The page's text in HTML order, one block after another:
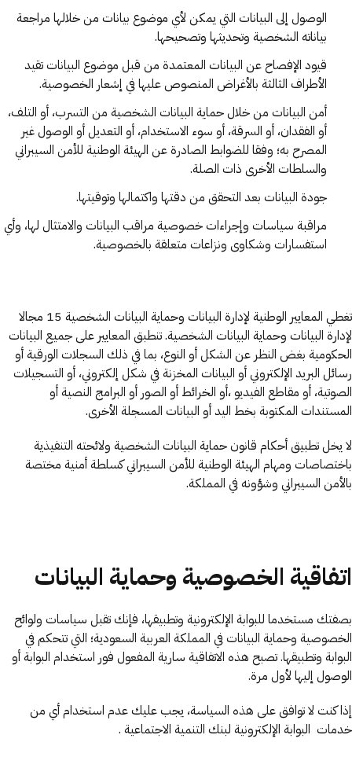
الوصول إلى البيانات التي يمكن لأي موضوع بيانات من خلالها مراجعة
بياناته الشخصية وتحديثها وتصحيحها.
قيود الإفصاح عن البيانات المعتمدة من قبل موضوع البيانات تقيد
الأطراف الثالثة بالأغراض المنصوص عليها في إشعار الخصوصية.
أمن البيانات من خلال حماية البيانات الشخصية من التسرب، أو التلف،
أو الفقدان، أو السرقة، أو سوء الاستخدام، أو التعديل أو الوصول غير
المصرح به؛ وفقا للضوابط الصادرة عن الهيئة الوطنية للأمن السيبراني
والسلطات الأخرى ذات الصلة.
جودة البيانات بعد التحقق من دقتها واكتمالها وتوقيتها.
مراقبة سياسات وإجراءات خصوصية مراقب البيانات والامتثال لها، وأي
استفسارات وشكاوى ونزاعات متعلقة بالخصوصية.
تغطي المعايير الوطنية لإدارة البيانات وحماية البيانات الشخصية 15 مجالا
لإدارة البيانات وحماية البيانات الشخصية. تنطبق المعايير على جميع البيانات
الحكومية بغض النظر عن الشكل أو النوع، بما في ذلك السجلات الورقية أو
رسائل البريد الإلكتروني أو البيانات المخزنة في شكل إلكتروني، أو التسجيلات
الصوتية، أو مقاطع الفيديو ،أو الخرائط أو الصور أو البرامج النصية أو
المستندات المكتوبة بخط اليد أو البيانات المسجلة الأخرى.
لا يخل تطبيق أحكام قانون حماية البيانات الشخصية ولائحته التنفيذية
باختصاصات ومهام الهيئة الوطنية للأمن السيبراني كسلطة أمنية مختصة
بالأمن السيبراني وشؤونه في المملكة.
اتفاقية الخصوصية وحماية البيانات
بصفتك مستخدما للبوابة الإلكترونية وتطبيقها، فإنك تقبل سياسات ولوائح
الخصوصية وحماية البيانات في المملكة العربية السعودية؛ التي تتحكم في
البوابة وتطبيقها. تصبح هذه الاتفاقية سارية المفعول فور استخدام البوابة أو
الوصول إليها لأول مرة.
إذا كنت لا توافق على هذه السياسة، يجب عليك عدم استخدام أي من
خدمات البوابة الإلكترونية لبنك التنمية الاجتماعية .